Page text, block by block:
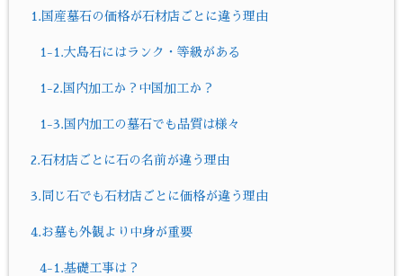
1.国産墓石の価格が石材店ごとに違う理由
1-1.大島石にはランク・等級がある
1-2.国内加工か？中国加工か？
1-3.国内加工の墓石でも品質は様々
2.石材店ごとに石の名前が違う理由
3.同じ石でも石材店ごとに価格が違う理由
4.お墓も外観より中身が重要
4-1.基礎工事は？